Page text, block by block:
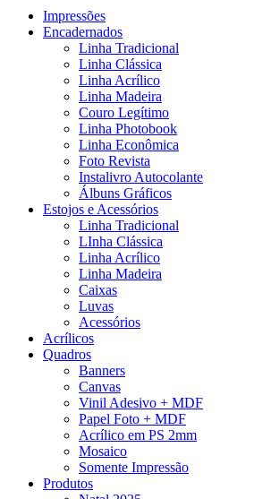
Impressões
Encadernados
Linha Tradicional
Linha Clássica
Linha Acrílico
Linha Madeira
Couro Legítimo
Linha Photobook
Linha Econômica
Foto Revista
Instalivro Autocolante
Álbuns Gráficos
Estojos e Acessórios
Linha Tradicional
LInha Clássica
Linha Acrílico
Linha Madeira
Caixas
Luvas
Acessórios
Acrílicos
Quadros
Banners
Canvas
Vinil Adesivo + MDF
Papel Foto + MDF
Acrílico em PS 2mm
Mosaico
Somente Impressão
Produtos